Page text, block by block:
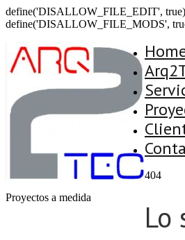
define('DISALLOW_FILE_EDIT',
define('DISALLOW_FILE_MODS',
Proyectos a medida
404
Lo